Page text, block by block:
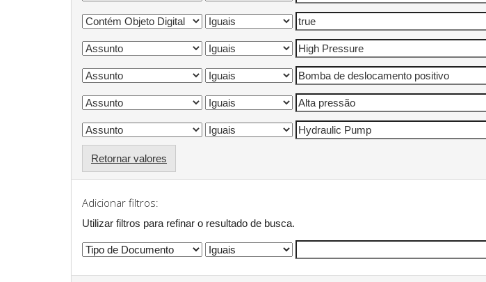
Retornar valores
Adicionar filtros:
Utilizar filtros para refinar o resultado de busca.